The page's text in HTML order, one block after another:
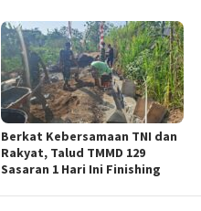
Berkat Kebersamaan TNI dan
Rakyat, Talud TMMD 129
Sasaran 1 Hari Ini Finishing